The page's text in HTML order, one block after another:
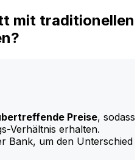
mit traditionellen
Preise, sodass
Verhältnis erhalten.
Bank, um den Unterschied